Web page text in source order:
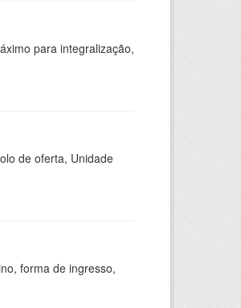
para integralização,
de oferta, Unidade
forma de ingresso,